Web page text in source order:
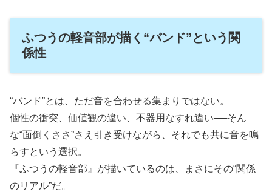
ふつうの軽音部が描く“バンド”という関
係性
“バンド”とは、ただ音を合わせる集まりではない。
個性の衝突、価値観の違い、不器用なすれ違い──そん
な“面倒くささ”さえ引き受けながら、それでも共に音を鳴
らすという選択。
『ふつうの軽音部』が描いているのは、まさにその“関係
のリアル”だ。